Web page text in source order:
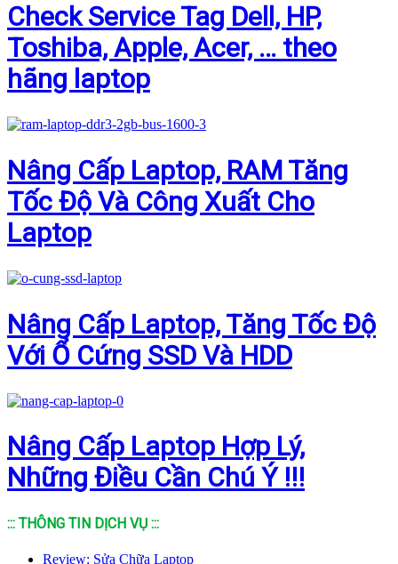
Check Service Tag Dell, HP,
Toshiba, Apple, Acer, … theo
hãng laptop
Nâng Cấp Laptop, RAM Tăng
Tốc Độ Và Công Xuất Cho
Laptop
Nâng Cấp Laptop, Tăng Tốc Độ
Với Ổ Cứng SSD Và HDD
Nâng Cấp Laptop Hợp Lý,
Những Điều Cần Chú Ý !!!
::: THÔNG TIN DỊCH VỤ :::
Review: Sửa Chữa Laptop